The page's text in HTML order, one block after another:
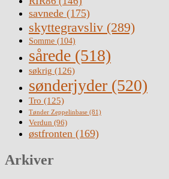
savnede (175)
skyttegravsliv (289)
Somme (104)
sårede (518)
søkrig (126)
sønderjyder (520)
Tro (125)
Tønder Zeppelinbase (81)
Verdun (96)
østfronten (169)
Arkiver